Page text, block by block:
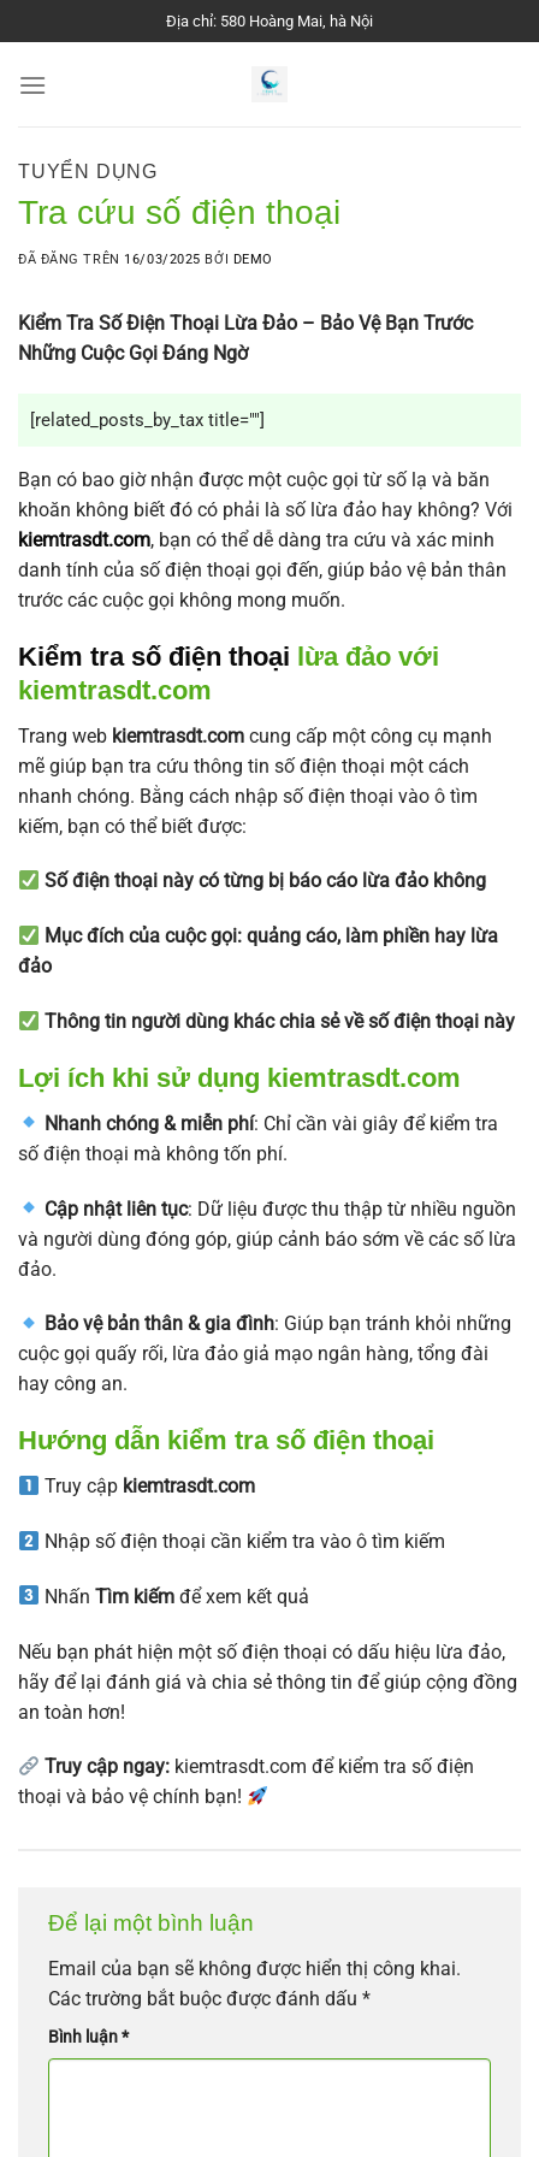
đến
nội
Địa chỉ: 580 Hoàng Mai, hà Nội
TUYỂN DỤNG
Tra cứu số điện thoại
ĐÃ ĐĂNG TRÊN 16/03/2025 BỞI DEMO
Kiểm Tra Số Điện Thoại Lừa Đảo – Bảo Vệ Bạn Trước
Những Cuộc Gọi Đáng Ngờ
[related_posts_by_tax title=""]
Bạn có bao giờ nhận được một cuộc gọi từ số lạ và băn
khoăn không biết đó có phải là số lừa đảo hay không? Với
kiemtrasdt.com, bạn có thể dễ dàng tra cứu và xác minh
danh tính của số điện thoại gọi đến, giúp bảo vệ bản thân
trước các cuộc gọi không mong muốn.
Kiểm tra số điện thoại lừa đảo với
kiemtrasdt.com
Trang web kiemtrasdt.com cung cấp một công cụ mạnh
mẽ giúp bạn tra cứu thông tin số điện thoại một cách
nhanh chóng. Bằng cách nhập số điện thoại vào ô tìm
kiếm, bạn có thể biết được:
Số điện thoại này có từng bị báo cáo lừa đảo không
Mục đích của cuộc gọi: quảng cáo, làm phiền hay lừa
đảo
Thông tin người dùng khác chia sẻ về số điện thoại này
Lợi ích khi sử dụng kiemtrasdt.com
Nhanh chóng & miễn phí: Chỉ cần vài giây để kiểm tra
số điện thoại mà không tốn phí.
Cập nhật liên tục: Dữ liệu được thu thập từ nhiều nguồn
và người dùng đóng góp, giúp cảnh báo sớm về các số lừa
đảo.
Bảo vệ bản thân & gia đình: Giúp bạn tránh khỏi những
cuộc gọi quấy rối, lừa đảo giả mạo ngân hàng, tổng đài
hay công an.
Hướng dẫn kiểm tra số điện thoại
Truy cập kiemtrasdt.com
Nhập số điện thoại cần kiểm tra vào ô tìm kiếm
NhấnTìm kiếm để xem kết quả
Nếu bạn phát hiện một số điện thoại có dấu hiệu lừa đảo,
hãy để lại đánh giá và chia sẻ thông tin để giúp cộng đồng
an toàn hơn!
Truy cập ngay: kiemtrasdt.com để kiểm tra số điện
thoại và bảo vệ chính bạn!
Để lại một bình luận
Email của bạn sẽ không được hiển thị công khai.
Các trường bắt buộc được đánh dấu *
Bình luận*